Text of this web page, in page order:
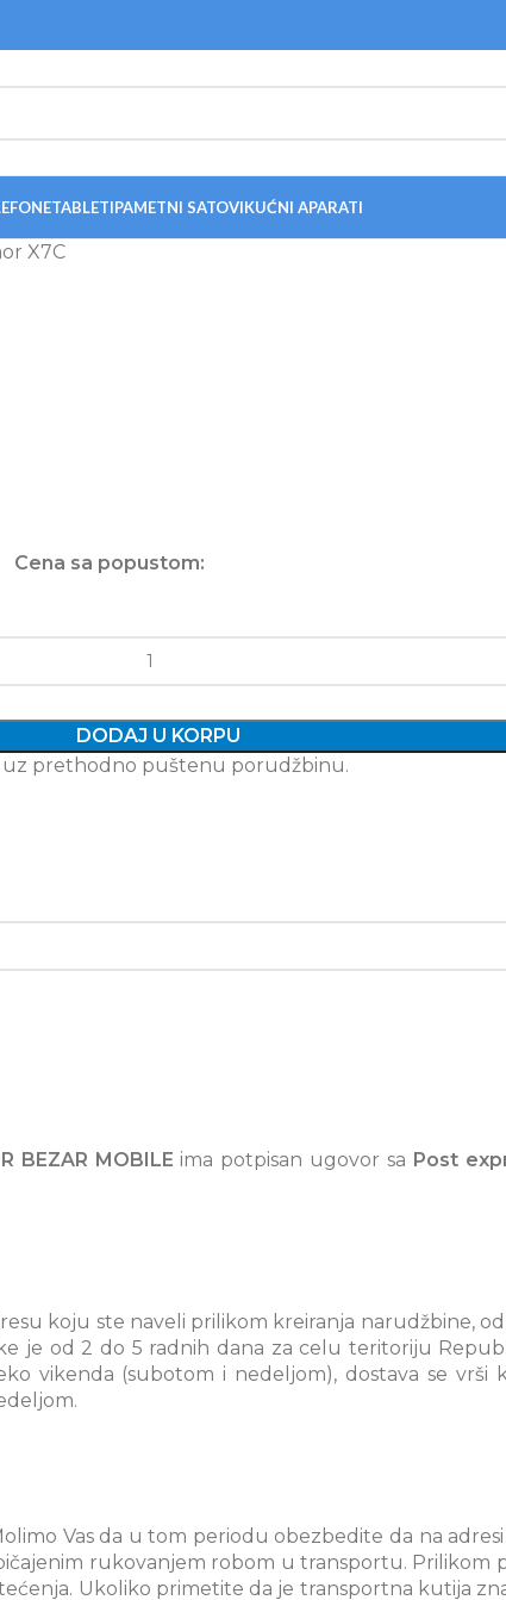
TABLETIPAMETNI SATOVIKUĆNI APARATI
X7C
Cena sa popustom:
DODAJ U KORPU
uz prethodno puštenu porudžbinu.
BEZAR MOBILE ima potpisan ugovor sa Post
koju ste naveli prilikom kreiranja narudžbine,
je od 2 do 5 radnih dana za celu teritoriju
vikenda (subotom i nedeljom), dostava se vrši
Vas da u tom periodu obezbedite da na
rukovanjem robom u transportu. Prilikom
Ukoliko primetite da je transportna kutija